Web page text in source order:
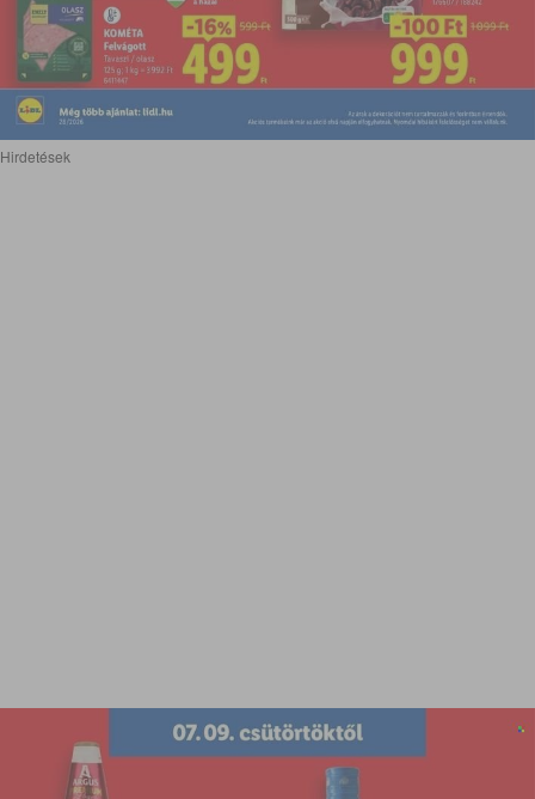
Hirdetések